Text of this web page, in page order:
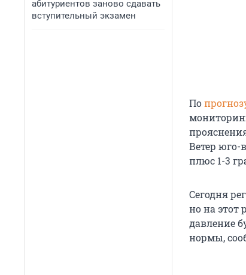
абитуриентов заново сдавать
вступительный экзамен
По
Ветер
плюс 1-3
Сегодня
но на этот
давление
нормы,